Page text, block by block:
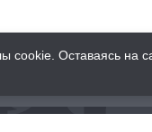
cookie. Оставаясь на